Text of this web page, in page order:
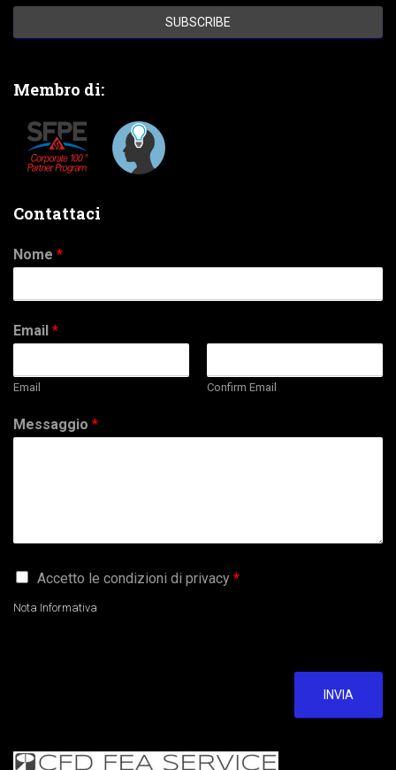
Membro di:
Contattaci
Nome *
Email *
Email Confirm Email
Messaggio *
G
P
e
Accetto le condizioni di privacy *
Nota Informativa
INVIA